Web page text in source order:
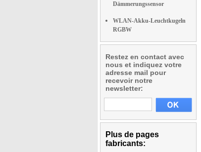
Dämmerungssensor
WLAN-Akku-Leuchtkugeln
RGBW
Restez en contact avec
nous et indiquez votre
adresse mail pour
recevoir notre
newsletter:
Plus de pages
fabricants: